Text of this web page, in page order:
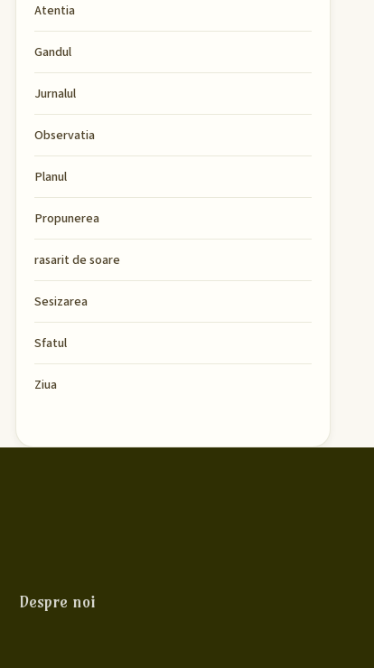
Atentia
Gandul
Jurnalul
Observatia
Planul
Propunerea
rasarit de soare
Sesizarea
Sfatul
Ziua
Despre noi